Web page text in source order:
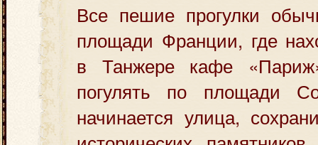
Все пешие прогулки
площади Франции, где
в Танжере кафе
погулять по площади
начинается улица,